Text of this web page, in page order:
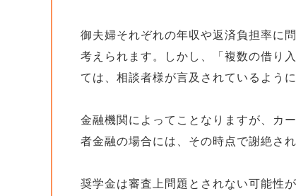
御夫婦それぞれの年収や返済負担率に
考えられます。しかし、「複数の借り
ては、相談者様が言及されているよう
金融機関によってことなりますが、カ
者金融の場合には、その時点で謝絶さ
奨学金は審査上問題とされない可能性